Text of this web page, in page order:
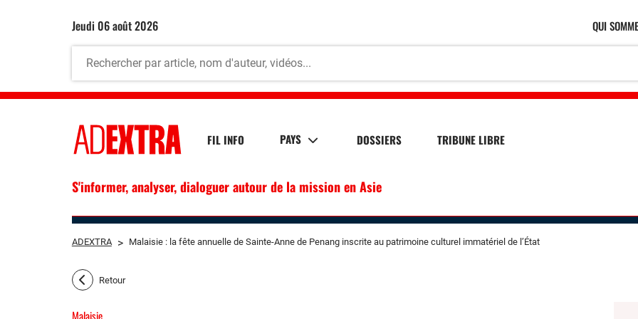
jeudi 06 août 2026 QUI
FIL INFO PAYS DOSSIERS TRIBUNE LIBRE
S'informer, analyser, dialoguer autour de la mission en Asie
ADEXTRA > Malaisie : la fête annuelle de Sainte-Anne de Penang inscrite au patrimoine culturel immatériel de l’État
Retour
Malaisie